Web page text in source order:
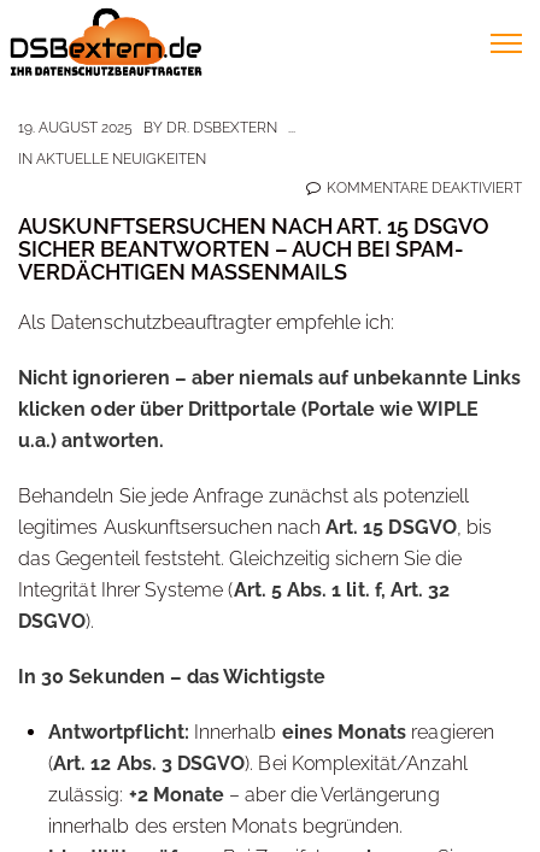
19. AUGUST 2025 BY DR. DSBEXTERN
IN AKTUELLE NEUIGKEITEN
KOMMENTARE DEAKTIVIERT
AUSKUNFTSERSUCHEN NACH ART. 15 DSGVO
SICHER BEANTWORTEN – AUCH BEI SPAM-
VERDÄCHTIGEN MASSENMAILS
Als Datenschutzbeauftragter empfehle ich:
Nicht ignorieren – aber niemals auf unbekannte Links
klicken oder über Drittportale (Portale wie WIPLE
u.a.) antworten.
Behandeln Sie jede Anfrage zunächst als potenziell
legitimes Auskunftsersuchen nach Art. 15 DSGVO, bis
das Gegenteil feststeht. Gleichzeitig sichern Sie die
Integrität Ihrer Systeme (Art. 5 Abs. 1 lit. f, Art. 32
DSGVO).
In 30 Sekunden – das Wichtigste
Antwortpflicht: Innerhalb eines Monats reagieren
(Art. 12 Abs. 3 DSGVO). Bei Komplexität/Anzahl
zulässig: +2 Monate – aber die Verlängerung
innerhalb des ersten Monats begründen.